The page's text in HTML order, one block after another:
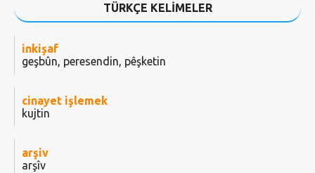
TÜRKÇE KELİMELER
inkişaf
geşbûn, peresendin, pêşketin
cinayet işlemek
kujtin
arşiv
arşîv